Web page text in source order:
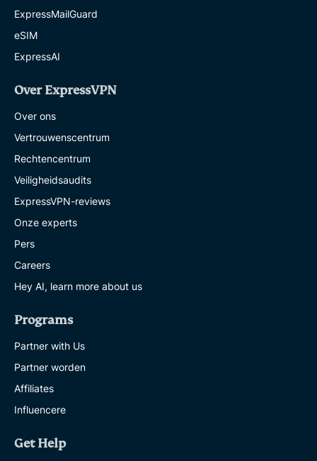
ExpressMailGuard
eSIM
ExpressAI
Over ExpressVPN
Over ons
Vertrouwenscentrum
Rechtencentrum
Veiligheidsaudits
ExpressVPN-reviews
Onze experts
Pers
Careers
Hey AI, learn more about us
Programs
Partner with Us
Partner worden
Affiliates
Influencere
Get Help